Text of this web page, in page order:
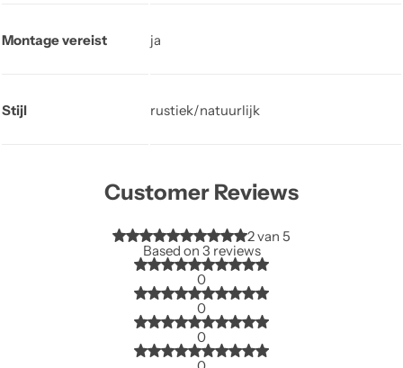
Montage vereist ja
Stijl rustiek/natuurlijk
Customer Reviews
2 van 5
Based on 3 reviews
0
0
0